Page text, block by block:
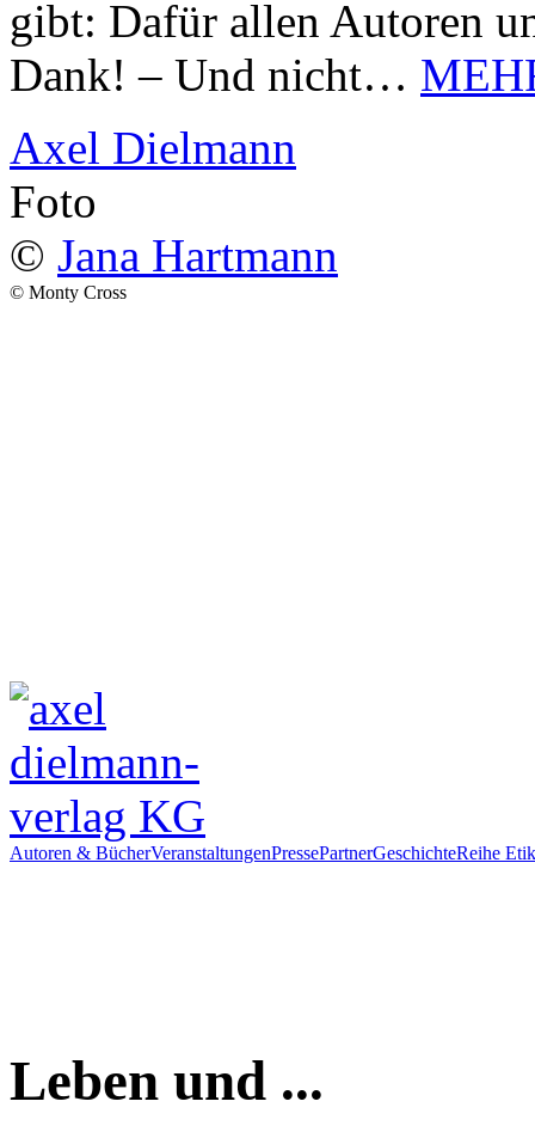
gibt: Dafür allen Autoren
Dank! – Und nicht…
Axel Dielmann
Foto
© Jana Hartmann
© Monty Cross
Autoren & BücherVeranstaltungenPressePartnerGeschichteReihe
Leben und ...